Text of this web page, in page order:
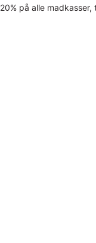
20% på alle